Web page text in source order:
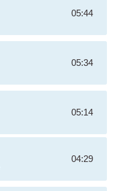
05:44
05:34
05:14
04:29